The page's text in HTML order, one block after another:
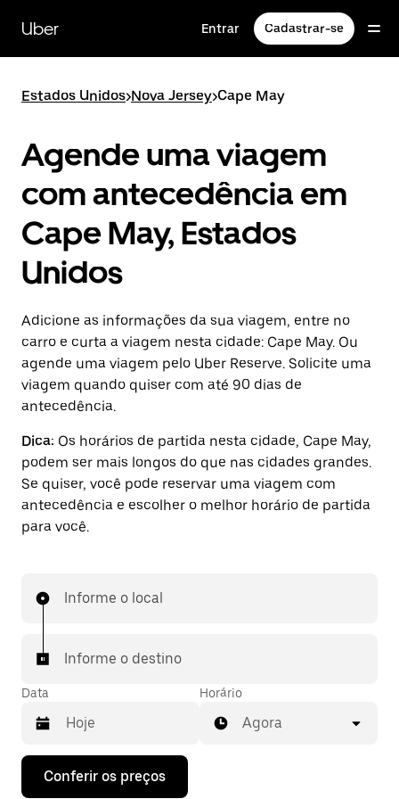
para
conteúdo
Uber Entrar Cadastrar-se
Estados Unidos>Nova Jersey>Cape May
Agende uma viagem
com antecedência em
Cape May, Estados
Unidos
Adicione as informações da sua viagem, entre no
carro e curta a viagem nesta cidade: Cape May. Ou
agende uma viagem pelo Uber Reserve. Solicite uma
viagem quando quiser com até 90 dias de
antecedência.
Dica: Os horários de partida nesta cidade, Cape May,
podem ser mais longos do que nas cidades grandes.
Se quiser, você pode reservar uma viagem com
antecedência e escolher o melhor horário de partida
para você.
Informe o local
Informe o destino
Data
Pressione
Horário
Agora
Conferir os preços